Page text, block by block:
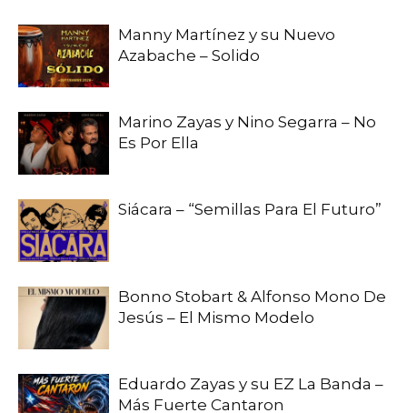
Manny Martínez y su Nuevo
Azabache – Solido
Marino Zayas y Nino Segarra – No
Es Por Ella
Siácara – “Semillas Para El Futuro”
Bonno Stobart & Alfonso Mono De
Jesús – El Mismo Modelo
Eduardo Zayas y su EZ La Banda –
Más Fuerte Cantaron